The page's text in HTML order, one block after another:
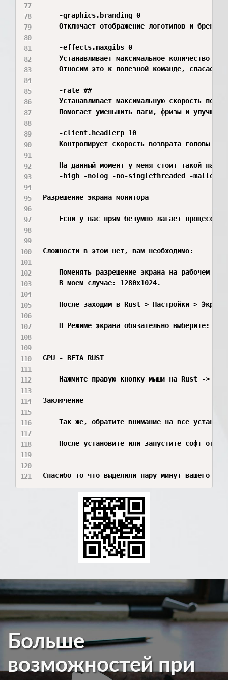
    -graphics.branding 0
Отключает отображение логотипов и
    -effects.maxgibs 0
Устанавливает максимальное количество
Относим это к полезной команде, спасает
    -rate ##
Устанавливает максимальную скорость
Помогает уменьшить лаги, фризы и
    -client.headlerp 10
Контролирует скорость возврата головы
На данный момент у меня стоит такой
-high -nolog -no-singlethreaded -
Разрешение экрана монитора
Если у вас прям безумно лагает процесс
Сложности в этом нет, вам необходимо:
Поменять разрешение экрана на рабочем
    В моем случае: 1280х1024.
После заходим в Rust > Настройки > Экран
В Режиме экрана обязательно выберите:
GPU - BETA RUST
Нажмите правую кнопку мыши на Rust ->
Заключение
Так же, обратите внимание на все
После установите или запустите софт от
Больше
возможностей при